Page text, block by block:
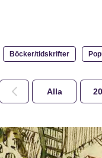
Böcker/tidskrifter
Alla